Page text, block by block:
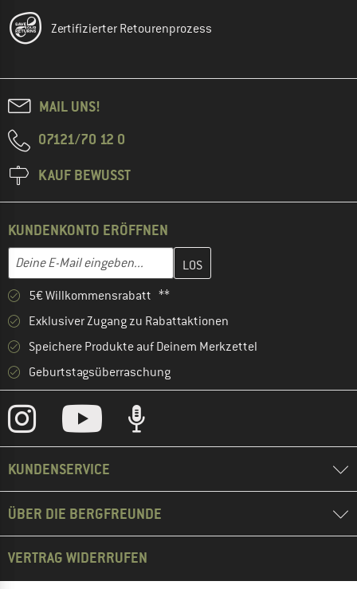
Zertifizierter Retourenprozess
MAIL UNS!
07121/70 12 0
KAUF BEWUSST
KUNDENKONTO ERÖFFNEN
E-Mail-Adresse
Gib hier deine E-Mail-Adresse ein und erstelle im nächsten
5€ Willkommensrabatt **
Exklusiver Zugang zu Rabattaktionen
Speichere Produkte auf Deinem Merkzettel
Geburtstagsüberraschung
KUNDENSERVICE
ÜBER DIE BERGFREUNDE
VERTRAG WIDERRUFEN